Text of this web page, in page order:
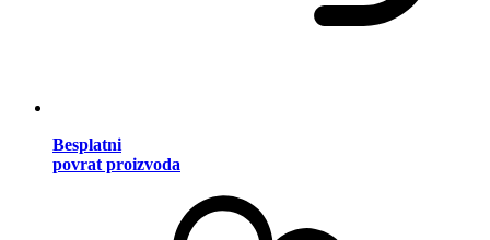
Besplatni
povrat proizvoda